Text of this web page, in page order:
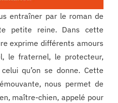
entraîner par le roman de
petite reine. Dans cette
exprime différents amours
le fraternel, le protecteur,
qu’on se donne. Cette
nous permet de
maître-chien, appelé pour